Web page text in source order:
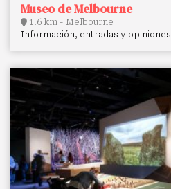
Museo de Melbourne
1.6 km - Melbourne
Información, entradas y opiniones